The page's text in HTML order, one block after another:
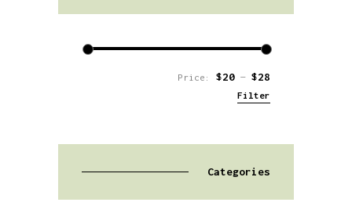
Filter
Price: $20 — $28
Categories